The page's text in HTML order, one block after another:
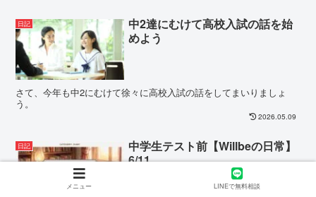
日記
中2達にむけて高校入試の話を始
めよう
さて、今年も中2にむけて徐々に高校入試の話をしてまいりましょ
う。
2026.05.09
日記
中学生テスト前【Willbeの日常】
6/11
メニュー LINEで無料相談